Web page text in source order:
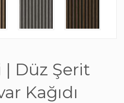
| Düz Şerit
Kağıdı